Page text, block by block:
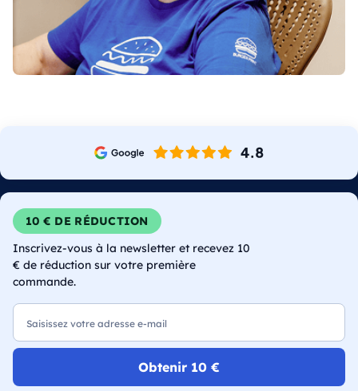
10 € DE RÉDUCTION
Inscrivez-vous à la newsletter et recevez 10
€ de réduction sur votre première
commande.
E-mail
Obtenir 10 €